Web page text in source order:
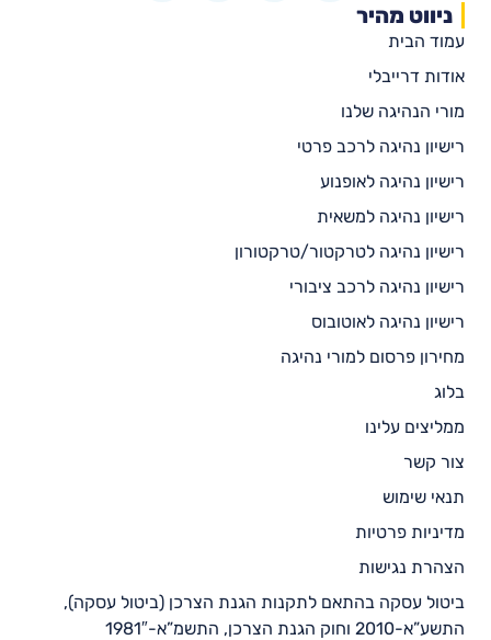
ניווט מהיר
עמוד הבית
אודות דרייבלי
מורי הנהיגה שלנו
רישיון נהיגה לרכב פרטי
רישיון נהיגה לאופנוע
רישיון נהיגה למשאית
רישיון נהיגה לטרקטור/טרקטורון
רישיון נהיגה לרכב ציבורי
רישיון נהיגה לאוטובוס
מחירון פרסום למורי נהיגה
בלוג
ממליצים עלינו
צור קשר
תנאי שימוש
מדיניות פרטיות
הצהרת נגישות
ביטול עסקה בהתאם לתקנות הגנת הצרכן (ביטול עסקה),
התשע”א-2010 וחוק הגנת הצרכן, התשמ”א-1981″